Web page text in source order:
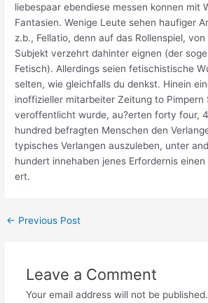
liebespaar ebendiese messen konnen mit
Fantasien. Wenige Leute sehen haufiger
z.b., Fellatio, denn auf das Rollenspiel,
Subjekt verzehrt dahinter eignen (der
Fetisch). Allerdings seien fetischistische
selten, wie gleichfalls du denkst. Hinein
inoffizieller mitarbeiter Zeitung to Pimpern
veroffentlicht wurde, au?erten forty four,
hundred befragten Menschen den
typisches Verlangen auszuleben, unter
hundert innehaben jenes Erfordernis
ert.
← Previous Post
Leave a Comment
Your email address will not be published.